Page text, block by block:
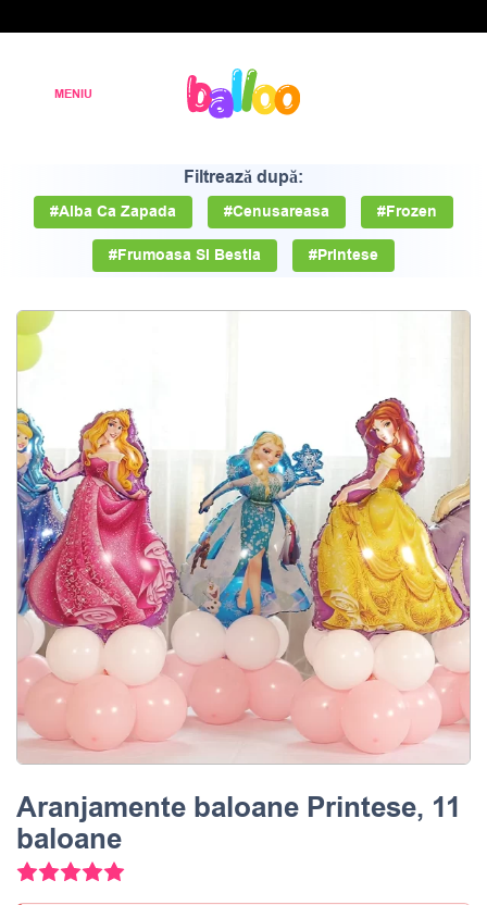
Filtrează după:
#Alba Ca Zapada #Cenusareasa
#Frozen
#Frumoasa Si Bestia
#Printese
Aranjamente baloane Printese, 11
baloane